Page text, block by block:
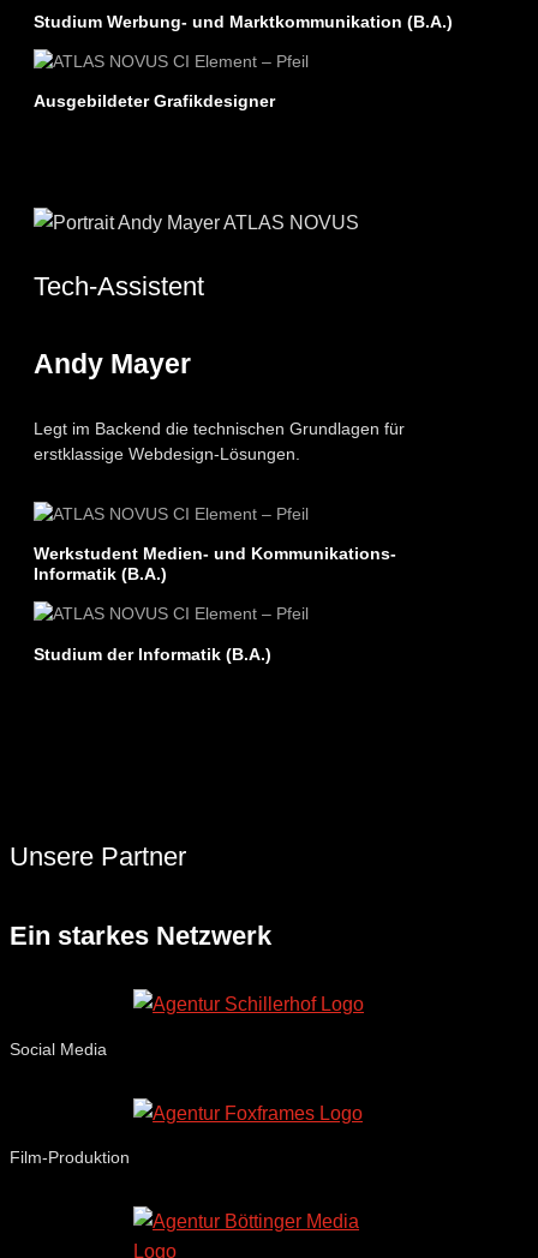
Studium Werbung- und Marktkommunikation (B.A.)
Ausgebildeter Grafikdesigner
Tech-Assistent
Andy Mayer
Legt im Backend die technischen Grundlagen für
erstklassige Webdesign-Lösungen.
Werkstudent Medien- und Kommunikations-
Informatik (B.A.)
Studium der Informatik (B.A.)
Unsere Partner
Ein starkes Netzwerk
Social Media
Film-Produktion